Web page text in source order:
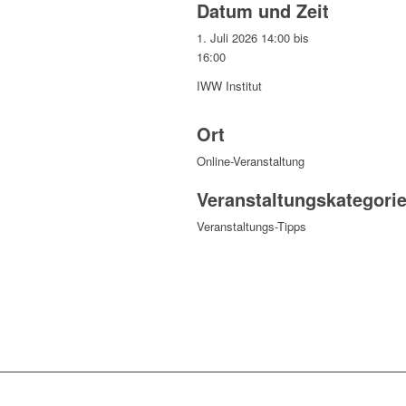
Datum und Zeit
1. Juli 2026 14:00 bis
16:00
IWW Institut
Ort
Online-Veranstaltung
Veranstaltungskategorie
Veranstaltungs-Tipps